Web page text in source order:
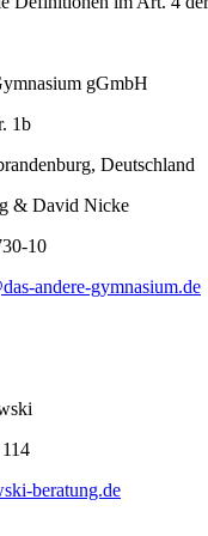
gGmbH
Deutschland
David Nicke
10
andere-gymnasium.de
beratung.de